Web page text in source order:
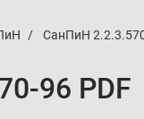
СанПиН
96 PDF